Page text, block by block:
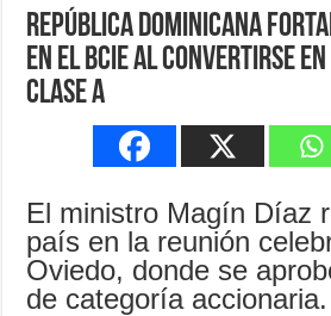
República Dominicana
en el BCIE al convertirse
clase A
El ministro Magín Díaz
país en la reunión
Oviedo, donde se
de categoría accionaria.